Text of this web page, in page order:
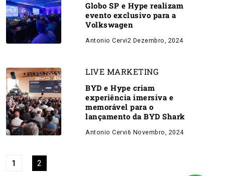
Globo SP e Hype realizam
evento exclusivo para a
Volkswagen
Antonio Cervi2 Dezembro, 2024
LIVE MARKETING
BYD e Hype criam
experiência imersiva e
memorável para o
lançamento da BYD Shark
Antonio Cervi6 Novembro, 2024
1 2